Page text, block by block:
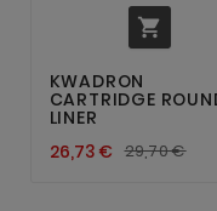

KWADRON
CARTRIDGE
LINER
26,73 € 29,70 €